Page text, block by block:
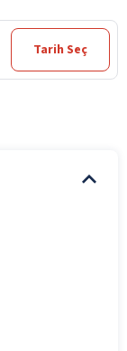
Tarih Seç